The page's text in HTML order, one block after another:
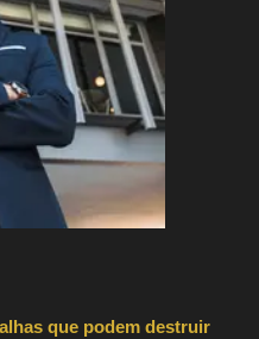
que podem destruir